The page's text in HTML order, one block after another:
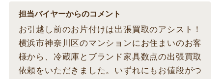
担当バイヤーからのコメント
お引越し前のお片付けは出張買取のアシスト！
横浜市神奈川区のマンションにお住まいのお客
様から、冷蔵庫とブランド家具数点の出張買取
依頼をいただきました。いずれにもお値段がつ